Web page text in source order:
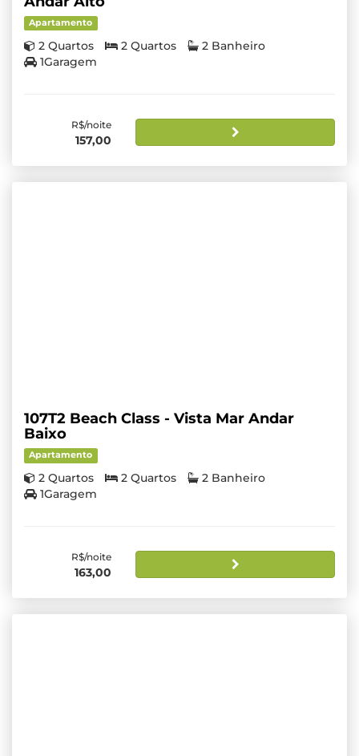
Apartamento
2 Quartos 2 Quartos
2 Banheiro
1Garagem
R$/noite
157,00
107T2 Beach Class - Vista Mar Andar
Baixo
Apartamento
2 Quartos 2 Quartos
2 Banheiro
1Garagem
R$/noite
163,00